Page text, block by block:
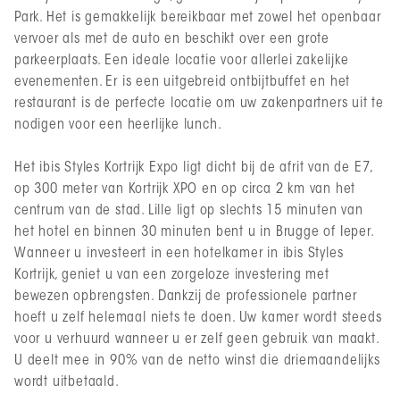
Park. Het is gemakkelijk bereikbaar met zowel het openbaar
vervoer als met de auto en beschikt over een grote
parkeerplaats. Een ideale locatie voor allerlei zakelijke
evenementen. Er is een uitgebreid ontbijtbuffet en het
restaurant is de perfecte locatie om uw zakenpartners uit te
nodigen voor een heerlijke lunch.
Het ibis Styles Kortrijk Expo ligt dicht bij de afrit van de E7,
op 300 meter van Kortrijk XPO en op circa 2 km van het
centrum van de stad. Lille ligt op slechts 15 minuten van
het hotel en binnen 30 minuten bent u in Brugge of Ieper.
Wanneer u investeert in een hotelkamer in ibis Styles
Kortrijk, geniet u van een zorgeloze investering met
bewezen opbrengsten. Dankzij de professionele partner
hoeft u zelf helemaal niets te doen. Uw kamer wordt steeds
voor u verhuurd wanneer u er zelf geen gebruik van maakt.
U deelt mee in 90% van de netto winst die driemaandelijks
wordt uitbetaald.